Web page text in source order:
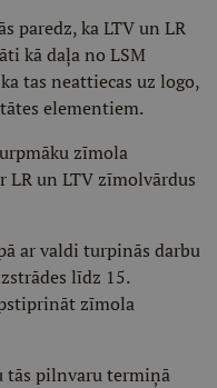
paredz, ka LTV un LR
kā daļa no LSM
tas neattiecas uz logo,
elementiem.
zīmola
LR un LTV zīmolvārdus
ar valdi turpinās darbu
līdz 15.
zīmola
tās pilnvaru termiņā